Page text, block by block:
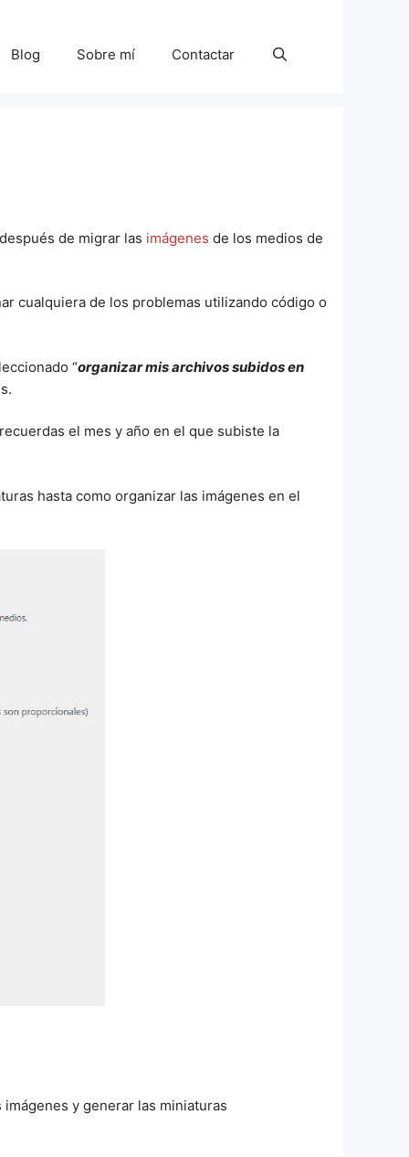
Blog Sobre mí Contactar
de migrar las imágenes de los medios de
cualquiera de los problemas utilizando código o
“organizar mis archivos subidos en
el mes y año en el que subiste la
hasta como organizar las imágenes en el
y generar las miniaturas